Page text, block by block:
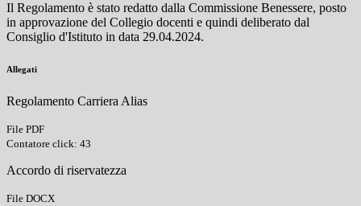
Il Regolamento è stato redatto dalla Commissione Benessere, posto
in approvazione del Collegio docenti e quindi deliberato dal
Consiglio d'Istituto in data 29.04.2024.
Allegati
Regolamento Carriera Alias
File PDF
Contatore click: 43
Accordo di riservatezza
File DOCX